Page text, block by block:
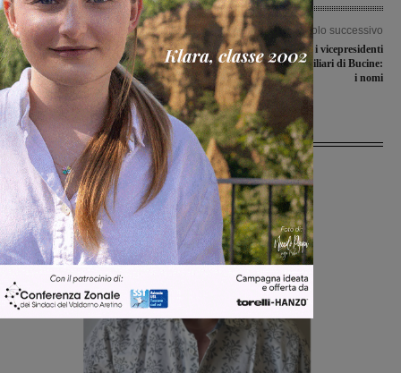
Articolo precedente
Venti anni di Nuove Acque, i ragazzi
delle medie di Bucine partecipano
all’iniziativa “Puliamo il mondo”
Articolo successivo
Eletti i presidenti e i vicepresidenti
delle commissioni consiliari di Bucine:
i nomi
Ultime Notizie